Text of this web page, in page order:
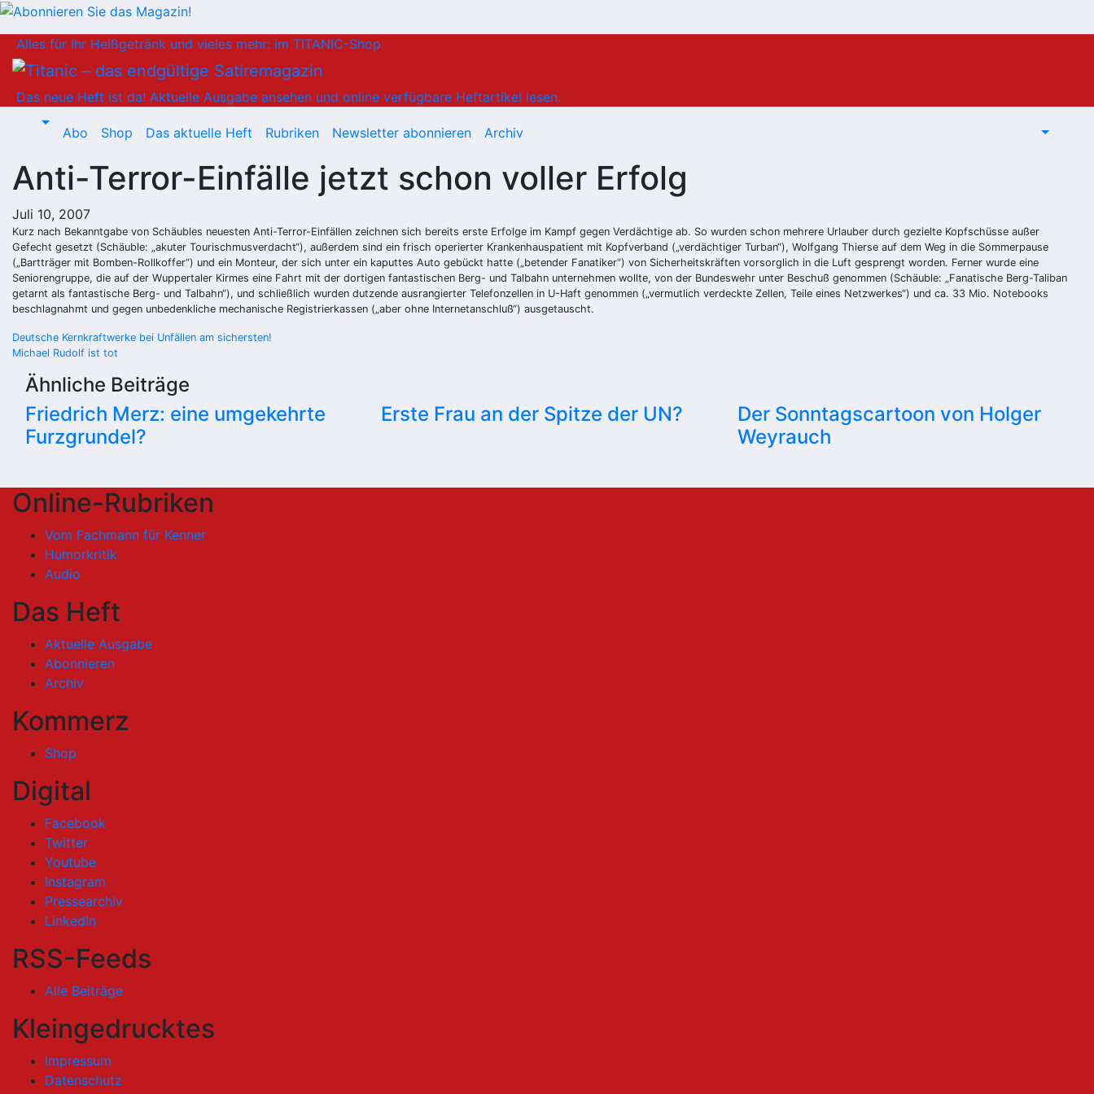
Inhalt
springen
Alles für Ihr Heißgetränk und vieles mehr: im TITANIC-Shop
Das neue Heft ist da! Aktuelle Ausgabe ansehen und online verfügbare Heftartikel lesen.
Abo Shop Das aktuelle Heft Rubriken Newsletter abonnieren Archiv
Anti-Terror-Einfälle jetzt schon voller Erfolg
Juli 10, 2007
Kurz nach Bekanntgabe von Schäubles neuesten Anti-Terror-Einfällen zeichnen sich bereits erste Erfolge im Kampf gegen Verdächtige ab. So wurden schon mehrere Urlauber durch gezielte Kopfschüsse außer
Gefecht gesetzt (Schäuble: „akuter Tourischmusverdacht“), außerdem sind ein frisch operierter Krankenhauspatient mit Kopfverband („verdächtiger Turban“), Wolfgang Thierse auf dem Weg in die Sommerpause
(„Bartträger mit Bomben-Rollkoffer“) und ein Monteur, der sich unter ein kaputtes Auto gebückt hatte („betender Fanatiker“) von Sicherheitskräften vorsorglich in die Luft gesprengt worden. Ferner wurde eine
Seniorengruppe, die auf der Wuppertaler Kirmes eine Fahrt mit der dortigen fantastischen Berg- und Talbahn unternehmen wollte, von der Bundeswehr unter Beschuß genommen (Schäuble: „Fanatische Berg-Taliban
getarnt als fantastische Berg- und Talbahn“), und schließlich wurden dutzende ausrangierter Telefonzellen in U-Haft genommen („vermutlich verdeckte Zellen, Teile eines Netzwerkes“) und ca. 33 Mio. Notebooks
beschlagnahmt und gegen unbedenkliche mechanische Registrierkassen („aber ohne Internetanschluß“) ausgetauscht.
Beitragsnavigation
Deutsche Kernkraftwerke bei Unfällen am sichersten!
Michael Rudolf ist tot
Ähnliche Beiträge
Friedrich Merz: eine umgekehrte
Furzgrundel?
Erste Frau an der Spitze der UN?
Der Sonntagscartoon von Holger
Weyrauch
Online-Rubriken
Vom Fachmann für Kenner
Humorkritik
Audio
Das Heft
Aktuelle Ausgabe
Abonnieren
Archiv
Kommerz
Shop
Digital
Facebook
Twitter
Youtube
Instagram
Pressearchiv
LinkedIn
RSS-Feeds
Alle Beiträge
Kleingedrucktes
Impressum
Datenschutz